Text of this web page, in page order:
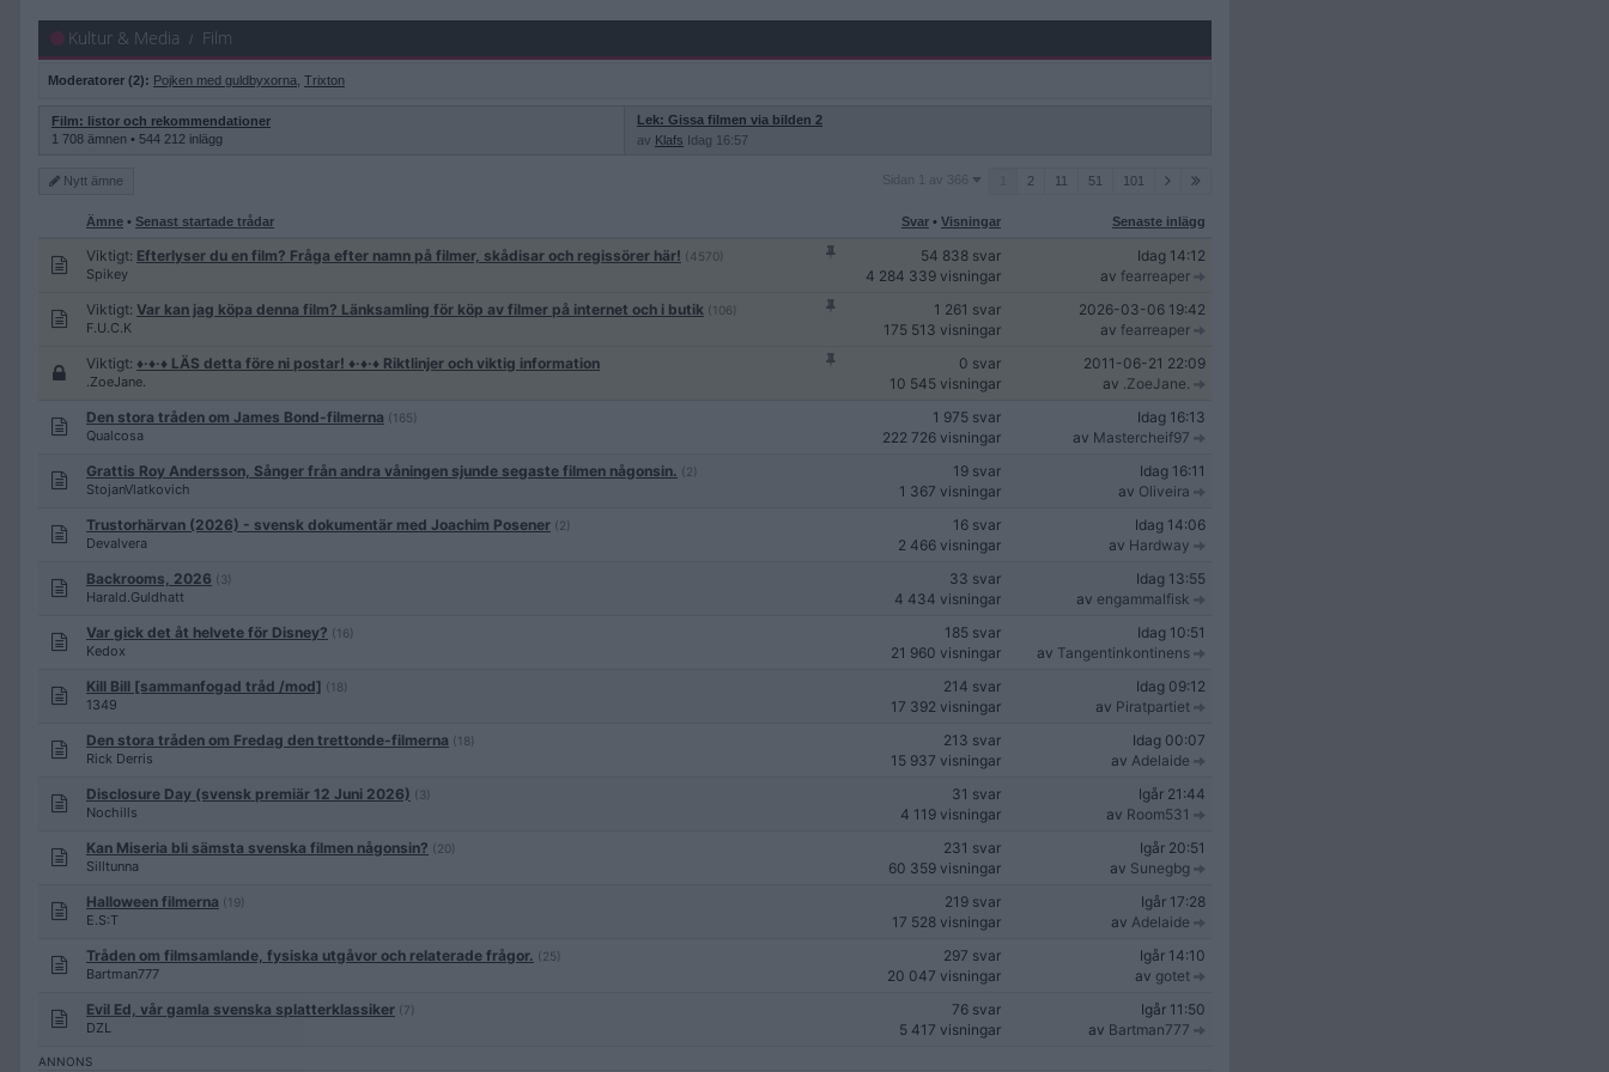
Kultur & Media Film
Moderatorer (2): Pojken med guldbyxorna Trixton
Film: listor och rekommendationer
1 708 ämnen • 544 212 inlägg
Lek: Gissa filmen via bilden 2
av Klafs Idag 16:57
Nytt ämne
Sidan
Sidan 1 av 366 2 11 51 101
Ämne • Senast startade trådar Svar • Visningar Senaste inlägg
Viktigt: Efterlyser du en film? Fråga efter namn på filmer, skådisar och regissörer här! (4570)
Spikey
54 838 svar
4 284 339 visningar
Idag 14:12
av fearreaper
Viktigt: Var kan jag köpa denna film? Länksamling för köp av filmer på internet och i butik (106)
F.U.C.K
1 261 svar
175 513 visningar
2026-03-06 19:42
av fearreaper
Viktigt: ♦·♦·♦ LÄS detta före ni postar! ♦·♦·♦ Riktlinjer och viktig information
.ZoeJane.
0 svar
10 545 visningar
2011-06-21 22:09
av .ZoeJane.
Den stora tråden om James Bond-filmerna (165)
Qualcosa
1 975 svar
222 726 visningar
Idag 16:13
av Mastercheif97
Grattis Roy Andersson, Sånger från andra våningen sjunde segaste filmen någonsin. (2)
StojanVlatkovich
19 svar
1 367 visningar
Idag 16:11
av Oliveira
Trustorhärvan (2026) - svensk dokumentär med Joachim Posener (2)
Devalvera
16 svar
2 466 visningar
Idag 14:06
av Hardway
Backrooms, 2026 (3)
Harald.Guldhatt
33 svar
4 434 visningar
Idag 13:55
av engammalfisk
Var gick det åt helvete för Disney? (16)
Kedox
185 svar
21 960 visningar
Idag 10:51
av Tangentinkontinens
Kill Bill [sammanfogad tråd /mod] (18)
1349
214 svar
17 392 visningar
Idag 09:12
av Piratpartiet
Den stora tråden om Fredag den trettonde-filmerna (18)
Rick Derris
213 svar
15 937 visningar
Idag 00:07
av Adelaide
Disclosure Day (svensk premiär 12 Juni 2026) (3)
Nochills
31 svar
4 119 visningar
Igår 21:44
av Room531
Kan Miseria bli sämsta svenska filmen någonsin? (20)
Silltunna
231 svar
60 359 visningar
Igår 20:51
av Sunegbg
Halloween filmerna (19)
E.S:T
219 svar
17 528 visningar
Igår 17:28
av Adelaide
Tråden om filmsamlande, fysiska utgåvor och relaterade frågor. (25)
Bartman777
297 svar
20 047 visningar
Igår 14:10
av gotet
Evil Ed, vår gamla svenska splatterklassiker (7)
DZL
76 svar
5 417 visningar
Igår 11:50
av Bartman777